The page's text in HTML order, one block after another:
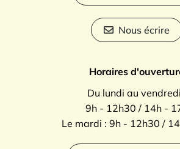
Nous écrire
Horaires
Du lundi au
9h - 12h30 / 14h -
Le mardi : 9h - 12h30 /